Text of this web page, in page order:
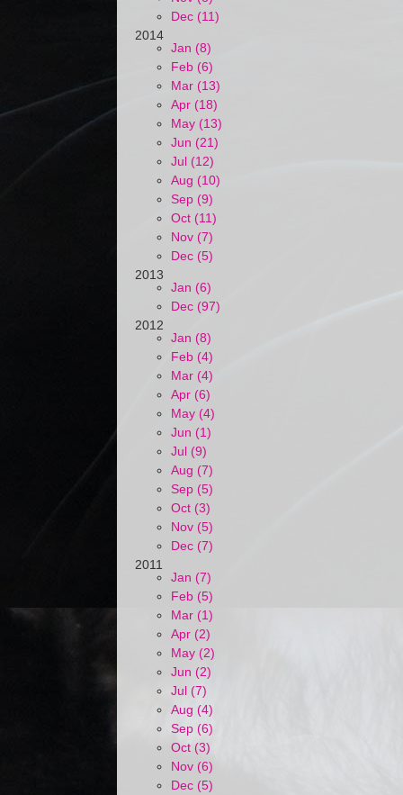
Dec (11)
2014
Jan (8)
Feb (6)
Mar (13)
Apr (18)
May (13)
Jun (21)
Jul (12)
Aug (10)
Sep (9)
Oct (11)
Nov (7)
Dec (5)
2013
Jan (6)
Dec (97)
2012
Jan (8)
Feb (4)
Mar (4)
Apr (6)
May (4)
Jun (1)
Jul (9)
Aug (7)
Sep (5)
Oct (3)
Nov (5)
Dec (7)
2011
Jan (7)
Feb (5)
Mar (1)
Apr (2)
May (2)
Jun (2)
Jul (7)
Aug (4)
Sep (6)
Oct (3)
Nov (6)
Dec (5)